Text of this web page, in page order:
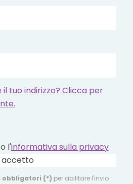
tuo indirizzo? Clicca per
l'informativa sulla privacy
accetto
obbligatori (*) per abilitare l'invio